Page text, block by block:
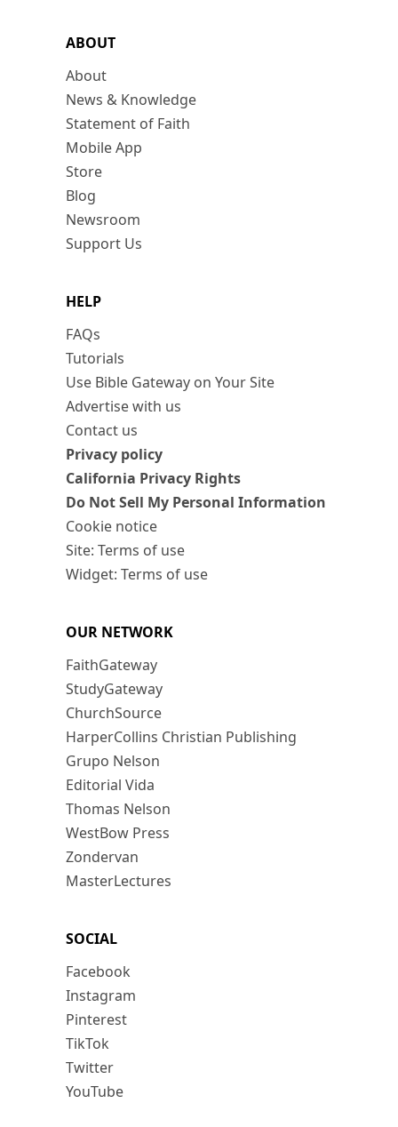
ABOUT
About
News & Knowledge
Statement of Faith
Mobile App
Store
Blog
Newsroom
Support Us
HELP
FAQs
Tutorials
Use Bible Gateway on Your Site
Advertise with us
Contact us
Privacy policy
California Privacy Rights
Do Not Sell My Personal Information
Cookie notice
Site: Terms of use
Widget: Terms of use
OUR NETWORK
FaithGateway
StudyGateway
ChurchSource
HarperCollins Christian Publishing
Grupo Nelson
Editorial Vida
Thomas Nelson
WestBow Press
Zondervan
MasterLectures
SOCIAL
Facebook
Instagram
Pinterest
TikTok
Twitter
YouTube